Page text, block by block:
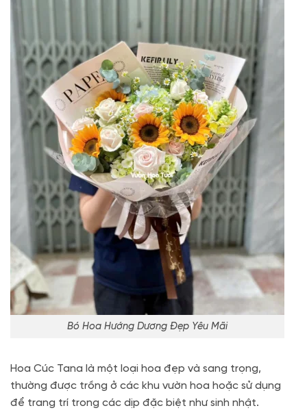
Bó Hoa Hướng Dương Đẹp Yêu Mãi
Hoa Cúc Tana là một loại hoa đẹp và sang trọng,
thường được trồng ở các khu vườn hoa hoặc sử dụng
để trang trí trong các dịp đặc biệt như sinh nhật.